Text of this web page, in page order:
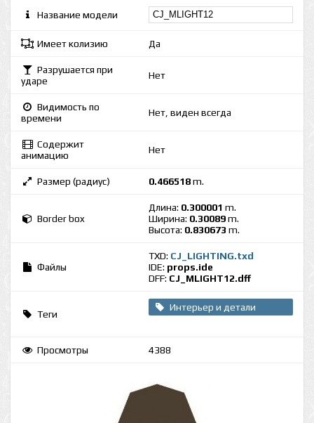
Название модели
Имеет колизию Да
Разрушается при
ударе
Нет
Видимость по
времени
Нет, виден всегда
Содержит
анимацию
Нет
Размер (радиус) 0.466518m.
Border box
Длина: 0.300001 m.
Ширина: 0.30089m.
Высота: 0.830673 m.
Файлы
TXD: CJ_LIGHTING.txd
IDE: props.ide
DFF: CJ_MLIGHT12.dff
Теги
Интерьер и детали
Просмотры 4388